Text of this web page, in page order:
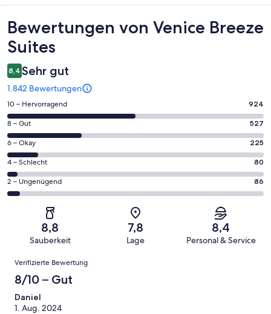
Bewertungen
Bewertungen von Venice Breeze
Suites
8,4 Sehr gut
1.842 Bewertungen
924
von
insgesamt
1842
Gästebewertungen
haben
eine
Bewertung
Hervorragend
10 – Hervorragend 924
527
von
insgesamt
1842
Gästebewertungen
haben
Bewertung
Gut
8 – Gut 527
225
von
insgesamt
1842
Gästebewertungen
Bewertung
Okay
6 – Okay 225
80
von
insgesamt
Gästebewertungen
von
Schlecht
4 – Schlecht 80
86
von
insgesamt
Gästebewertungen
haben
eine
von
2 – Ungenügend 86
8,8
Sauberkeit
7,8
Lage
8,4
Personal & Service
Bewertungen
Verifizierte Bewertung
8/10 – Gut
Daniel
1. Aug. 2024